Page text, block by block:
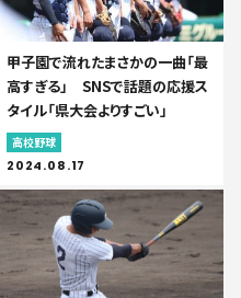
甲子園で流れたまさかの一曲「最
高すぎる」 SNSで話題の応援ス
タイル「県大会よりすごい」
高校野球
2024.08.17